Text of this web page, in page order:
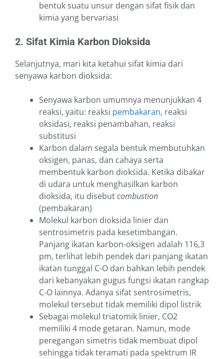
bentuk suatu unsur dengan sifat fisik dan
kimia yang bervariasi
2. Sifat Kimia Karbon Dioksida
Selanjutnya, mari kita ketahui sifat kimia dari
senyawa karbon dioksida:
Senyawa karbon umumnya menunjukkan 4
reaksi, yaitu: reaksi pembakaran, reaksi
oksidasi, reaksi penambahan, reaksi
substitusi
Karbon dalam segala bentuk membutuhkan
oksigen, panas, dan cahaya serta
membentuk karbon dioksida. Ketika dibakar
di udara untuk menghasilkan karbon
dioksida, itu disebutcombustion
(pembakaran)
Molekul karbon dioksida linier dan
sentrosimetris pada kesetimbangan.
Panjang ikatan karbon-oksigen adalah 116,3
pm, terlihat lebih pendek dari panjang ikatan
ikatan tunggal C-O dan bahkan lebih pendek
dari kebanyakan gugus fungsi ikatan rangkap
C-O lainnya. Adanya sifat sentrosimetris,
molekul tersebut tidak memiliki dipol listrik
Sebagai molekul triatomik linier, CO2
memiliki 4 mode getaran. Namun, mode
peregangan simetris tidak membuat dipol
sehingga tidak teramati pada spektrum IR